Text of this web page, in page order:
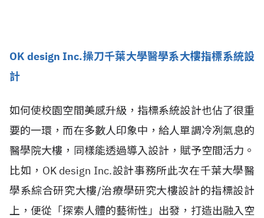
OK design Inc.操刀千葉大學醫學系大樓指標系統設
計
如何使校園空間美感升級，指標系統設計也佔了很重
要的一環，而在多數人印象中，給人單調冷冽氣息的
醫學院大樓，同樣能透過導入設計，賦予空間活力。
比如，OK design Inc.設計事務所此次在千葉大學醫
學系綜合研究大樓/治療學研究大樓設計的指標設計
上，便從「探索人體的藝術性」出發，打造出融入空